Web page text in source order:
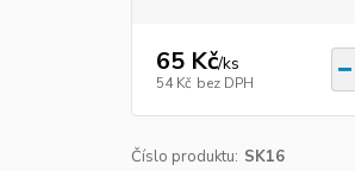
65 Kč/ks
54 Kč bez DPH
Číslo produktu: SK16